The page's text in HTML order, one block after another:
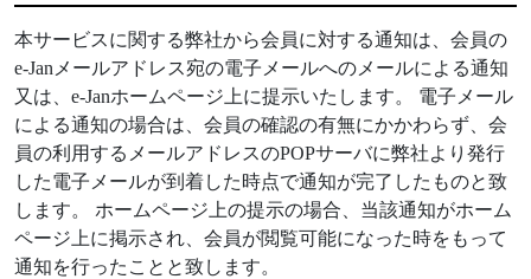
本サービスに関する弊社から会員に対する通知は、会員の
e-Janメールアドレス宛の電子メールへのメールによる通知
又は、e-Janホームページ上に提示いたします。 電子メール
による通知の場合は、会員の確認の有無にかかわらず、会
員の利用するメールアドレスのPOPサーバに弊社より発行
した電子メールが到着した時点で通知が完了したものと致
します。 ホームページ上の提示の場合、当該通知がホーム
ページ上に掲示され、会員が閲覧可能になった時をもって
通知を行ったことと致します。